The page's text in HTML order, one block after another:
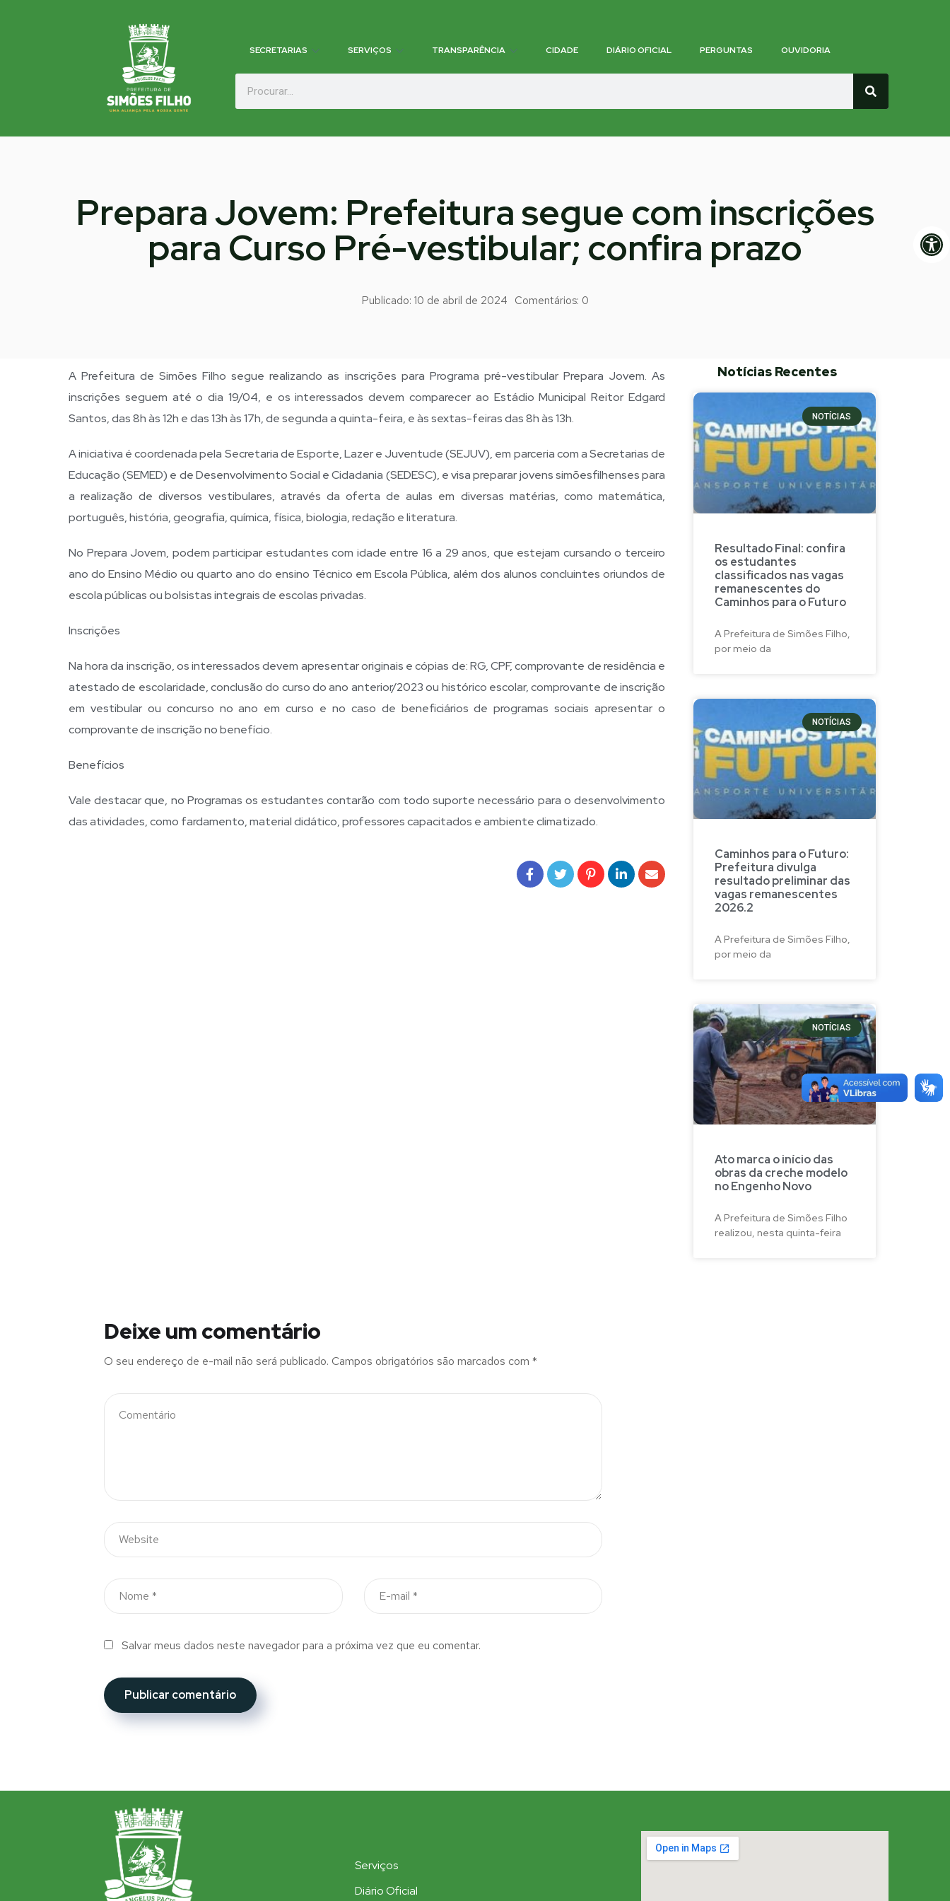
SECRETARIAS SERVIÇOS TRANSPARÊNCIA CIDADE DIÁRIO OFICIAL PERGUNTAS OUVIDORIA
Prepara Jovem: Prefeitura segue com inscrições
para Curso Pré-vestibular; confira prazo
Publicado: 10 de abril de 2024 Comentários: 0
A Prefeitura de Simões Filho segue realizando as inscrições para Programa pré-vestibular Prepara Jovem. As
inscrições seguem até o dia 19/04, e os interessados devem comparecer ao Estádio Municipal Reitor Edgard
Santos, das 8h às 12h e das 13h às 17h, de segunda a quinta-feira, e às sextas-feiras das 8h às 13h.
A iniciativa é coordenada pela Secretaria de Esporte, Lazer e Juventude (SEJUV), em parceria com a Secretarias de
Educação (SEMED) e de Desenvolvimento Social e Cidadania (SEDESC), e visa preparar jovens simõesfilhenses para
a realização de diversos vestibulares, através da oferta de aulas em diversas matérias, como matemática,
português, história, geografia, química, física, biologia, redação e literatura.
No Prepara Jovem, podem participar estudantes com idade entre 16 a 29 anos, que estejam cursando o terceiro
ano do Ensino Médio ou quarto ano do ensino Técnico em Escola Pública, além dos alunos concluintes oriundos de
escola públicas ou bolsistas integrais de escolas privadas.
Inscrições
Na hora da inscrição, os interessados devem apresentar originais e cópias de: RG, CPF, comprovante de residência e
atestado de escolaridade, conclusão do curso do ano anterior/2023 ou histórico escolar, comprovante de inscrição
em vestibular ou concurso no ano em curso e no caso de beneficiários de programas sociais apresentar o
comprovante de inscrição no benefício.
Benefícios
Vale destacar que, no Programas os estudantes contarão com todo suporte necessário para o desenvolvimento
das atividades, como fardamento, material didático, professores capacitados e ambiente climatizado.
Notícias Recentes
NOTÍCIAS
Resultado Final: confira
os estudantes
classificados nas vagas
remanescentes do
Caminhos para o Futuro
A Prefeitura de Simões Filho,
por meio da
NOTÍCIAS
Caminhos para o Futuro:
Prefeitura divulga
resultado preliminar das
vagas remanescentes
2026.2
A Prefeitura de Simões Filho,
por meio da
NOTÍCIAS
Ato marca o início das
obras da creche modelo
no Engenho Novo
A Prefeitura de Simões Filho
realizou, nesta quinta-feira
Deixe um comentário
O seu endereço de e-mail não será publicado. Campos obrigatórios são marcados com *
Salvar meus dados neste navegador para a próxima vez que eu comentar.
Serviços
Diário Oficial